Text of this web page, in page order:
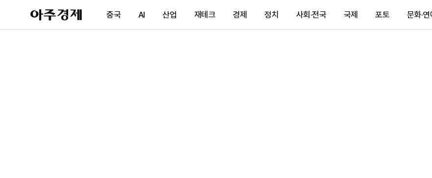
아
주
제
중국 AI 산업 재테크 경제 정치 사회·전국 국제 포토 문화·연